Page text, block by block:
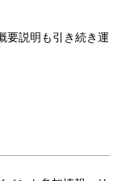
要説明も引き続き運